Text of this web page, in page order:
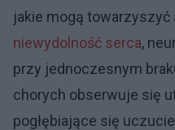
jakie mogą towarzyszyć
niewydolność serca,
przy jednoczesnym
chorych obserwuje się
pogłębiające się